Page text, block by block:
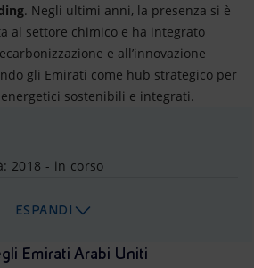
. Negli ultimi anni, la presenza si è
al settore chimico e ha integrato
e all’innovazione
gli Emirati come hub strategico per
sostenibili e integrati.
2018 - in corso
ESPANDI
Emirati Arabi Uniti